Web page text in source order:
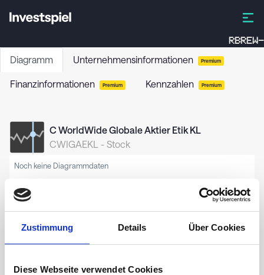
Zustimmung Details Über Cookies
Diese Webseite verwendet Cookies
RBREW-
Diagramm Unternehmensinformationen Premium
Finanzinformationen Premium Kennzahlen Premium
C WorldWide Globale Aktier Etik KL
CWIGAEKL - Stock
Noch keine Diagrammdaten